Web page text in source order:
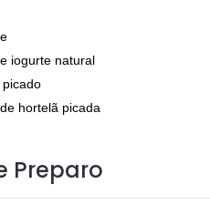
iogurte natural
hortelã picada
Preparo